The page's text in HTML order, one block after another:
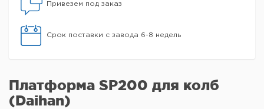
Привезем под заказ
Срок поставки с завода 6-8 недель
Платформа SP200 для колб
(Daihan)